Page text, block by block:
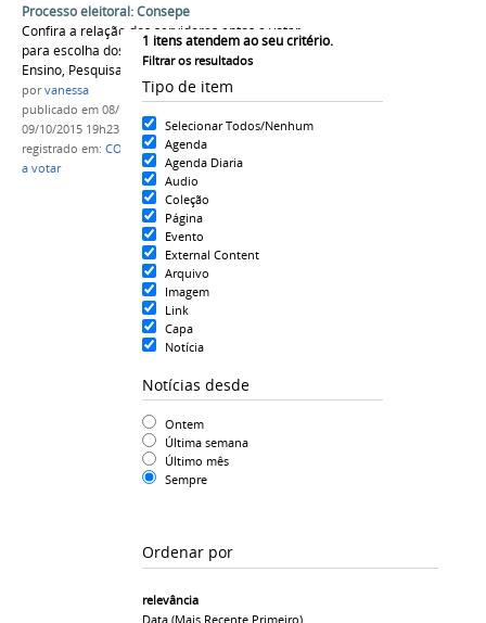
1 itens atendem ao seu critério.
Filtrar os resultados
Tipo de item
Selecionar Todos/Nenhum
Agenda
Agenda Diaria
Audio
Coleção
Página
Evento
External Content
Arquivo
Imagem
Link
Capa
Notícia
Notícias desde
Ontem
Última semana
Último mês
Sempre
Ordenar por
relevância
Data (mais Recente Primeiro)
Processo eleitoral: Consepe
Confira a relação dos servidores aptos a votar
para escolha dos membros do Conselho de
Ensino, Pesquisa e Extensão.
porvanessa
publicado em 08/10/2015
09/10/2015 19h23
registrado em: CONSEPE Eleições
a votar